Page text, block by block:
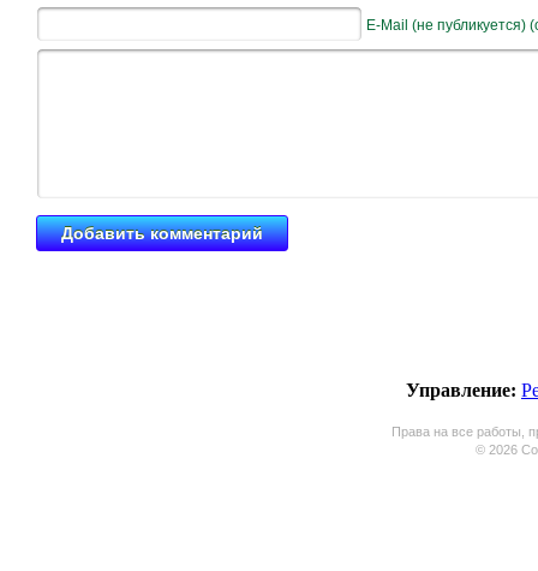
E-Mail (не публикуется)
Управление:
Права на все работы,
© 2026